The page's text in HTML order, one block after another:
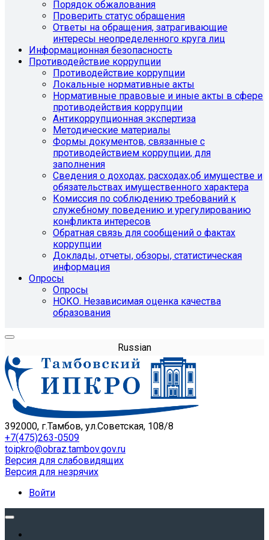
Порядок обжалования
Проверить статус обращения
Ответы на обращения, затрагивающие
интересы неопределенного круга лиц
Информационная безопасность
Противодействие коррупции
Противодействие коррупции
Локальные нормативные акты
Нормативные правовые и иные акты в сфере
противодействия коррупции
Антикоррупционная экспертиза
Методические материалы
Формы документов, связанные с
противодействием коррупции, для
заполнения
Сведения о доходах, расходах,об имуществе и
обязательствах имущественного характера
Комиссия по соблюдению требований к
служебному поведению и урегулированию
конфликта интересов
Обратная связь для сообщений о фактах
коррупции
Доклады, отчеты, обзоры, статистическая
информация
Опросы
Опросы
НОКО. Независимая оценка качества
образования
Russian
392000, г.Тамбов, ул.Советская, 108/8
+7(475)263-0509
toipkro@obraz.tambov.gov.ru
Версия для слабовидящих
Версия для незрячих
Войти